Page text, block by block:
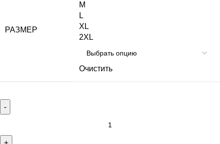
РАЗМЕР
M
L
XL
2XL
Очистить